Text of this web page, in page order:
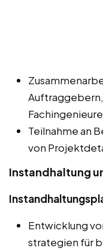
Teilnahme an
von
Instandhaltung
Entwicklung
strategien für